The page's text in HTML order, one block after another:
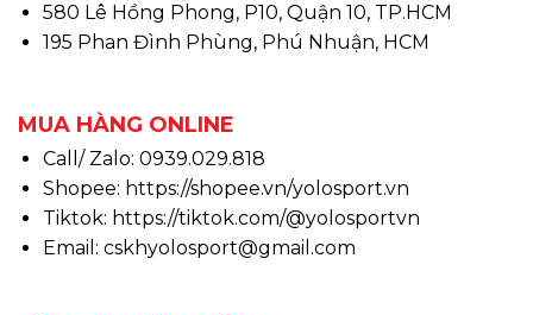
580 Lê Hồng Phong, P10, Quận 10, TP.HCM
195 Phan Đình Phùng, Phú Nhuận, HCM
MUA HÀNG ONLINE
Call/ Zalo: 0939.029.818
Shopee: https://shopee.vn/yolosport.vn
Tiktok: https://tiktok.com/@yolosportvn
Email: cskhyolosport@gmail.com